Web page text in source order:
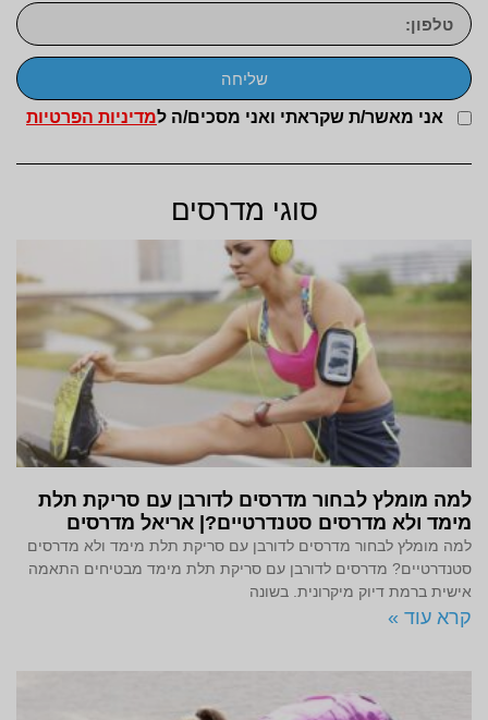
אני מאשר/ת שקראתי ואני מסכים/ה למדיניות הפרטיות
שליחה
סוגי מדרסים
למה מומלץ לבחור מדרסים לדורבן עם סריקת תלת
מימד ולא מדרסים סטנדרטיים?| אריאל מדרסים
למה מומלץ לבחור מדרסים לדורבן עם סריקת תלת מימד ולא מדרסים
סטנדרטיים? מדרסים לדורבן עם סריקת תלת מימד מבטיחים התאמה
אישית ברמת דיוק מיקרונית. בשונה
קרא עוד »